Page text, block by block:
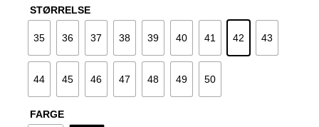
STØRRELSE
35 36 37 38 39 40 41 42 43
44 45 46 47 48 49 50
FARGE